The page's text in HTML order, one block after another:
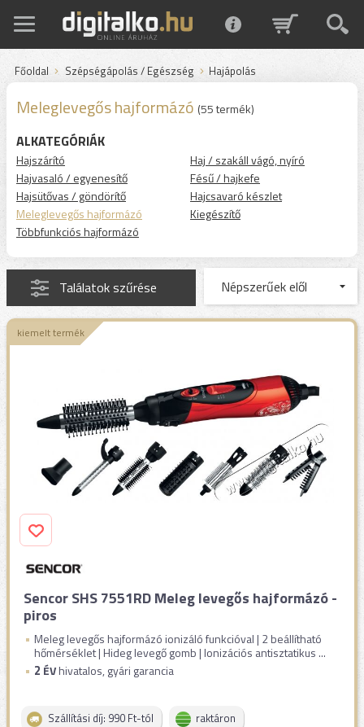
Főoldal Szépségápolás / Egészség Hajápolás
Meleglevegős hajformázó (55 termék)
ALKATEGÓRIÁK
Hajszárító
Hajvasaló / egyenesítő
Hajsütővas / göndörítő
Meleglevegős hajformázó
Többfunkciós hajformázó
Haj / szakáll vágó, nyíró
Fésű / hajkefe
Hajcsavaró készlet
Kiegészítő
Találatok szűrése
kiemelt termék
Sencor SHS 7551RD Meleg levegős hajformázó -
piros
Meleg levegős hajformázó ionizáló funkcióval | 2 beállítható
hőmérséklet | Hideg levegő gomb | Ionizációs antisztatikus ...
2 ÉVhivatalos, gyári garancia
Szállítási díj: 990 Ft-tól raktáron